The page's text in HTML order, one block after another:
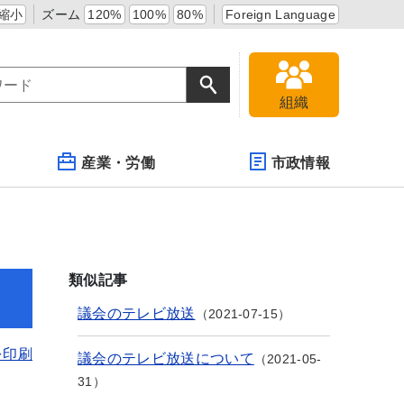
小 ズーム 120% 100% 80% Foreign Language
組織
産業・労働 市政情報
刷
類似記事
議会のテレビ放送 2021-07-15
議会のテレビ放送について
2021-05-
31